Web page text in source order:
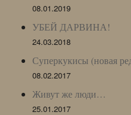
08.01.2019
УБЕЙ ДАРВИНА!
24.03.2018
Суперкукисы (новая
08.02.2017
Живут же люди…
25.01.2017